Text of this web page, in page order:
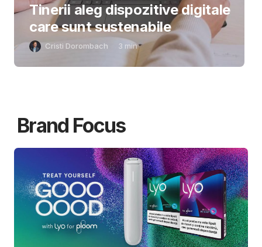
Tinerii aleg dispozitive digitale
care sunt sustenabile
Cristi Dorombach 3 min
Brand Focus